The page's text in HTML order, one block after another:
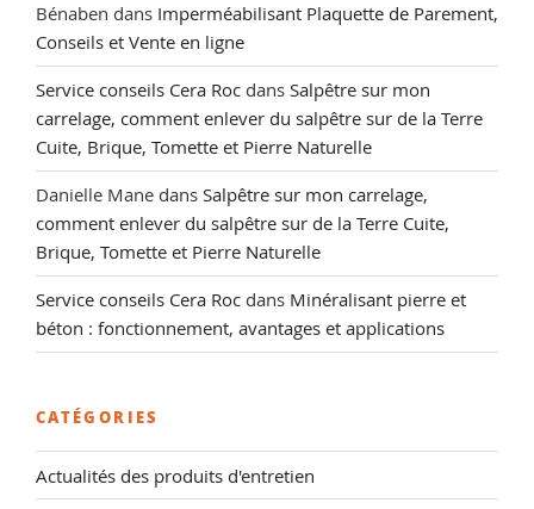
Bénaben dans Imperméabilisant Plaquette de Parement,
Conseils et Vente en ligne
Service conseils Cera Roc dans Salpêtre sur mon
carrelage, comment enlever du salpêtre sur de la Terre
Cuite, Brique, Tomette et Pierre Naturelle
Danielle Mane dans Salpêtre sur mon carrelage,
comment enlever du salpêtre sur de la Terre Cuite,
Brique, Tomette et Pierre Naturelle
Service conseils Cera Roc dans Minéralisant pierre et
béton : fonctionnement, avantages et applications
CATÉGORIES
Actualités des produits d'entretien